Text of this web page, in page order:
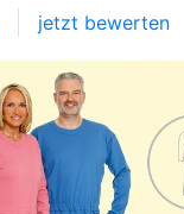
jetzt bewerten